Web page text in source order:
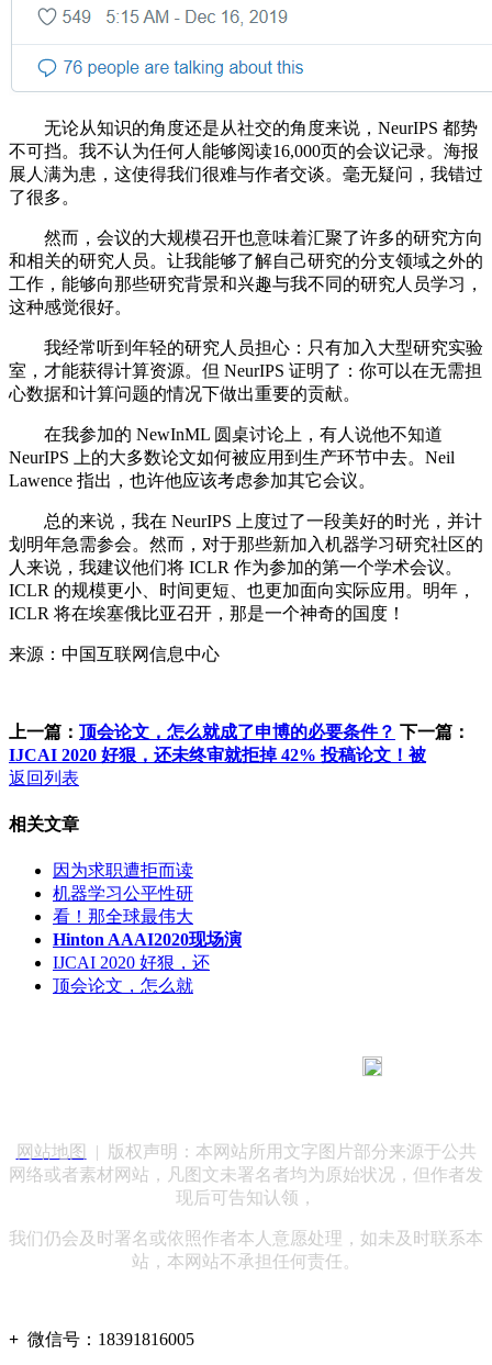
无论从知识的角度还是从社交的角度来说，NeurIPS 都势
不可挡。我不认为任何人能够阅读16,000页的会议记录。海报
展人满为患，这使得我们很难与作者交谈。毫无疑问，我错过
了很多。
然而，会议的大规模召开也意味着汇聚了许多的研究方向
和相关的研究人员。让我能够了解自己研究的分支领域之外的
工作，能够向那些研究背景和兴趣与我不同的研究人员学习，
这种感觉很好。
我经常听到年轻的研究人员担心：只有加入大型研究实验
室，才能获得计算资源。但 NeurIPS 证明了：你可以在无需担
心数据和计算问题的情况下做出重要的贡献。
在我参加的 NewInML 圆桌讨论上，有人说他不知道
NeurIPS 上的大多数论文如何被应用到生产环节中去。Neil
Lawence 指出，也许他应该考虑参加其它会议。
总的来说，我在 NeurIPS 上度过了一段美好的时光，并计
划明年急需参会。然而，对于那些新加入机器学习研究社区的
人来说，我建议他们将 ICLR 作为参加的第一个学术会议。
ICLR 的规模更小、时间更短、也更加面向实际应用。明年，
ICLR 将在埃塞俄比亚召开，那是一个神奇的国度！
来源：中国互联网信息中心
上一篇： 顶会论文，怎么就成了申博的必要条件？ 下一篇：
IJCAI 2020 好狠，还未终审就拒掉 42% 投稿论文！被
返回列表
相关文章
因为求职遭拒而读
机器学习公平性研
看！那全球最伟大
Hinton AAAI2020现场演
IJCAI 2020 好狠，还
顶会论文，怎么就
网站地图
| 版权声明：本网站所用文字图片部分来源于公共
网络或者素材网站，凡图文未署名者均为原始状况，但作者发
现后可告知认领，
我们仍会及时署名或依照作者本人意愿处理，如未及时联系本
站，本网站不承担任何责任。
+ 微信号： 18391816005